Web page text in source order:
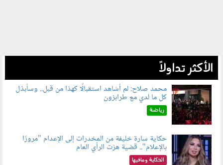
الأكثر تداولاً
060802.jpg
محمد صلاح: لم أشاهد استقبالًا كهذا من قبل.. وسأبذل
كل ما لدي مع طرابزون
رياضة
060801.jpeg
حكاية سارة خليفة من المخدرات إلى الإعدام "مرورًا
بالإعلام".. قضية هزت الرأي العام
الحكاية ومافيها